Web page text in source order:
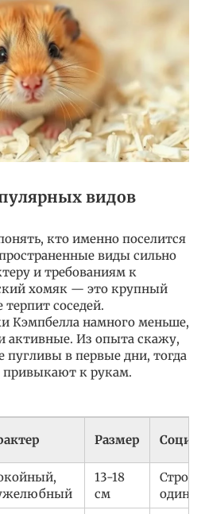
видов
кто именно поселится
виды сильно
и требованиям к
хомяк — это крупный
соседей.
Кэмпбелла намного меньше,
активные. Из опыта скажу,
пугливы в первые дни, тогда
привыкают к рукам.
Размер
13-18
см